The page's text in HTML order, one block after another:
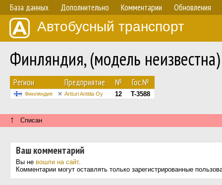
База данных Дополнительно Комментарии Обновления
Автобусный транспорт
Финляндия, (модель
Регион Предприятие № Гос.№
Финляндия Artturi Anttila Oy 12 T-3588
↑ Списан
Ваш комментарий
Вы не вошли на сайт.
Комментарии могут оставлять только зарегистрированные